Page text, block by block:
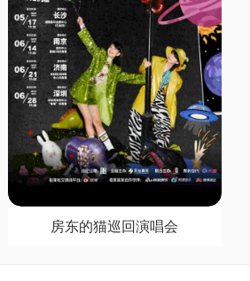
房东的猫巡回演唱会